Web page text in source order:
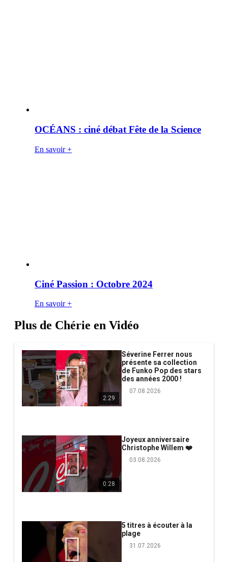
OCÉANS : ciné débat Fête de la Science
En savoir +
Ciné Passion : Octobre 2024
En savoir +
Plus de Chérie en Vidéo
2:29
Séverine Ferrer nous
présente sa collection
de Funko Pop des stars
des années 2000 !
07.08.2026
0:28
Joyeux anniversaire
Christophe Willem ❤️
03.08.2026
5 titres à écouter à la
plage
31.07.2026